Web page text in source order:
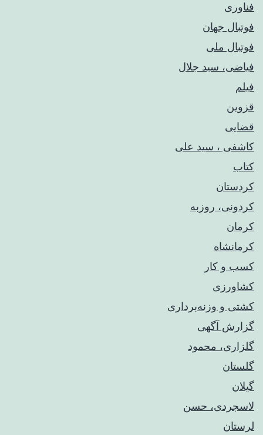
فناوری
فوتبال جهان
فوتبال ملی
فیاضی، سید جلال
فیلم
قزوین
قضایی
کاشفی ، سید علی
کتاب
کردستان
کردونی، روزبه
کرمان
کرمانشاه
کسب و کار
کشاورزی
کشتی و وزنه‌برداری
گزارش آگهی
گلزاری، محمود
گلستان
گیلان
لاسجردی، حسن
لرستان